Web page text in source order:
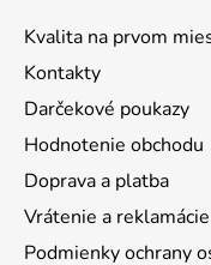
Kvalita na prvom
Kontakty
Darčekové poukazy
Hodnotenie obchodu
Doprava a platba
Vrátenie a reklamácie
Podmienky ochrany